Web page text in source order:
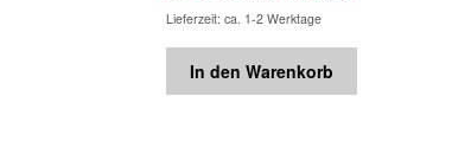
Lieferzeit: ca. 1-2 Werktage
In den Warenkorb